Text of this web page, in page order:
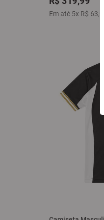
Em até 5x R$ 63,